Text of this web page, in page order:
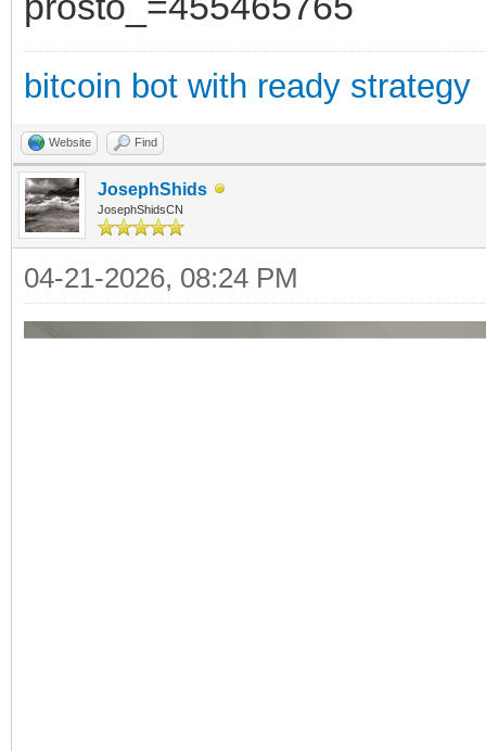
bitcoin bot with ready strategy
Website Find
JosephShids
JosephShidsCN
04-21-2026, 08:24 PM